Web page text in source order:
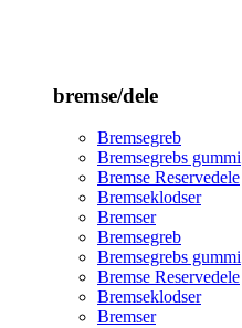
bremse/dele
Bremsegreb
Bremsegrebs gummi
Bremse Reservedele
Bremseklodser
Bremser
Bremsegreb
Bremsegrebs gummi
Bremse Reservedele
Bremseklodser
Bremser